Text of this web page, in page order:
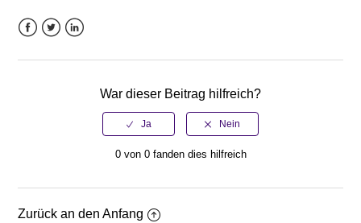
War dieser Beitrag hilfreich?
0 von 0 fanden dies hilfreich
Zurück an den Anfang